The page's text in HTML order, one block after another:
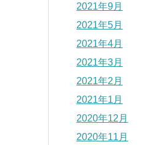
2021年9月
2021年5月
2021年4月
2021年3月
2021年2月
2021年1月
2020年12月
2020年11月